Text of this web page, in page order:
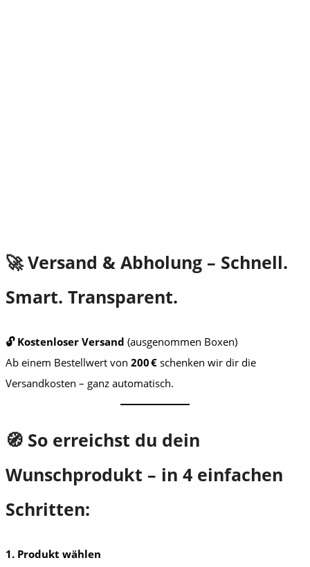
options
be
chosen
page
🚀 Versand & Abholung – Schnell.
Smart. Transparent.
🔓 Kostenloser Versand (ausgenommen Boxen)
Ab einem Bestellwert von 200 € schenken wir dir die
Versandkosten – ganz automatisch.
🧭 So erreichst du dein
Wunschprodukt – in 4 einfachen
Schritten:
1. Produkt wählen